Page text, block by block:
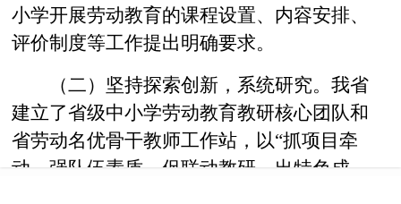
小学开展劳动教育的课程设置、内容安排、
评价制度等工作提出明确要求。
（二）坚持探索创新，系统研究。我省
建立了省级中小学劳动教育教研核心团队和
省劳动名优骨干教师工作站，以“抓项目牵
动、强队伍素质、促联动教研、出特色成